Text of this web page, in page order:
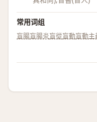
常用词组
盲腸盲腸炎盲從盲動盲動主